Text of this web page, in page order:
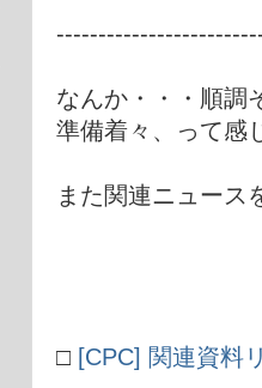
なんか・・・順調
準備着々、って感
また関連ニュース
□ [CPC] 関連資料